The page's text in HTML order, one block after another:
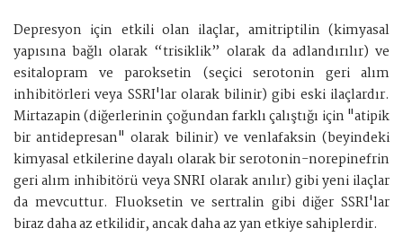
Depresyon için etkili olan ilaçlar, amitriptilin (kimyasal
yapısına bağlı olarak “trisiklik” olarak da adlandırılır) ve
esitalopram ve paroksetin (seçici serotonin geri alım
inhibitörleri veya SSRI'lar olarak bilinir) gibi eski ilaçlardır.
Mirtazapin (diğerlerinin çoğundan farklı çalıştığı için "atipik
bir antidepresan" olarak bilinir) ve venlafaksin (beyindeki
kimyasal etkilerine dayalı olarak bir serotonin-norepinefrin
geri alım inhibitörü veya SNRI olarak anılır) gibi yeni ilaçlar
da mevcuttur. Fluoksetin ve sertralin gibi diğer SSRI'lar
biraz daha az etkilidir, ancak daha az yan etkiye sahiplerdir.